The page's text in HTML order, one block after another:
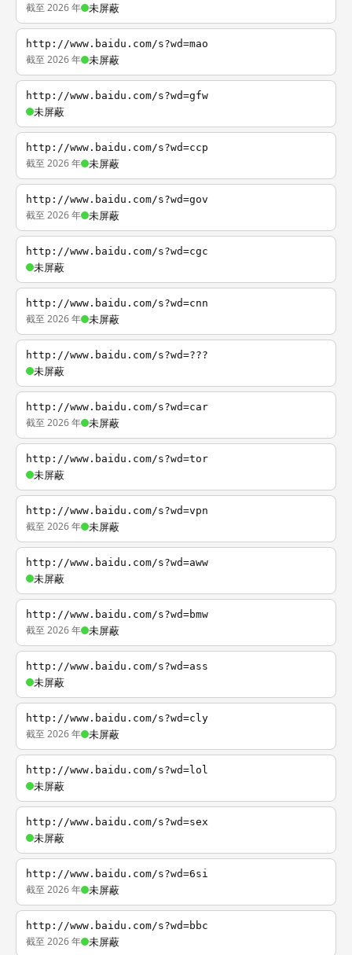
截至 2026 年 未屏蔽
http://www.baidu.com/s?wd=mao
截至 2026 年 未屏蔽
http://www.baidu.com/s?wd=gfw
未屏蔽
http://www.baidu.com/s?wd=ccp
截至 2026 年 未屏蔽
http://www.baidu.com/s?wd=gov
截至 2026 年 未屏蔽
http://www.baidu.com/s?wd=cgc
未屏蔽
http://www.baidu.com/s?wd=cnn
截至 2026 年 未屏蔽
http://www.baidu.com/s?wd=???
未屏蔽
http://www.baidu.com/s?wd=car
截至 2026 年 未屏蔽
http://www.baidu.com/s?wd=tor
未屏蔽
http://www.baidu.com/s?wd=vpn
截至 2026 年 未屏蔽
http://www.baidu.com/s?wd=aww
未屏蔽
http://www.baidu.com/s?wd=bmw
截至 2026 年 未屏蔽
http://www.baidu.com/s?wd=ass
未屏蔽
http://www.baidu.com/s?wd=cly
截至 2026 年 未屏蔽
http://www.baidu.com/s?wd=lol
未屏蔽
http://www.baidu.com/s?wd=sex
未屏蔽
http://www.baidu.com/s?wd=6si
截至 2026 年 未屏蔽
http://www.baidu.com/s?wd=bbc
截至 2026 年 未屏蔽